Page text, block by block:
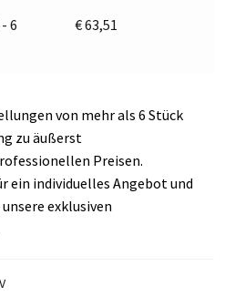
6 €63,51
von mehr als 6 Stück
zu äußerst
Preisen.
ein individuelles Angebot und
exklusiven